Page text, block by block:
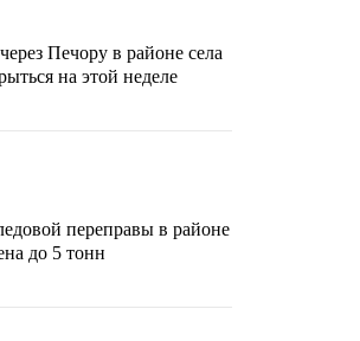
Печору в районе села
на этой неделе
переправы в районе
до 5 тонн